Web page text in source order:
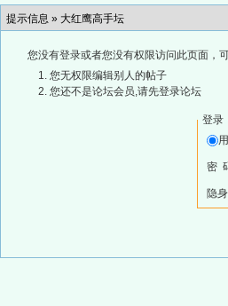
提示信息 » 大红鹰高手坛
您没有登录或者您没有权限访问此页面，
您无权限编辑别人的帖子
您还不是论坛会员,请先登录论坛
登录
密
隐